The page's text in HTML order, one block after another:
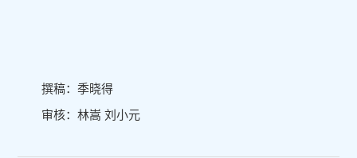
撰稿：季晓得
审核：林嵩 刘小元